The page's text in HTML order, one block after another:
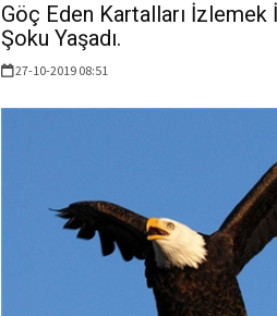
Göç Eden Kartalları İzlemek
Şoku Yaşadı.
27-10-2019 08:51